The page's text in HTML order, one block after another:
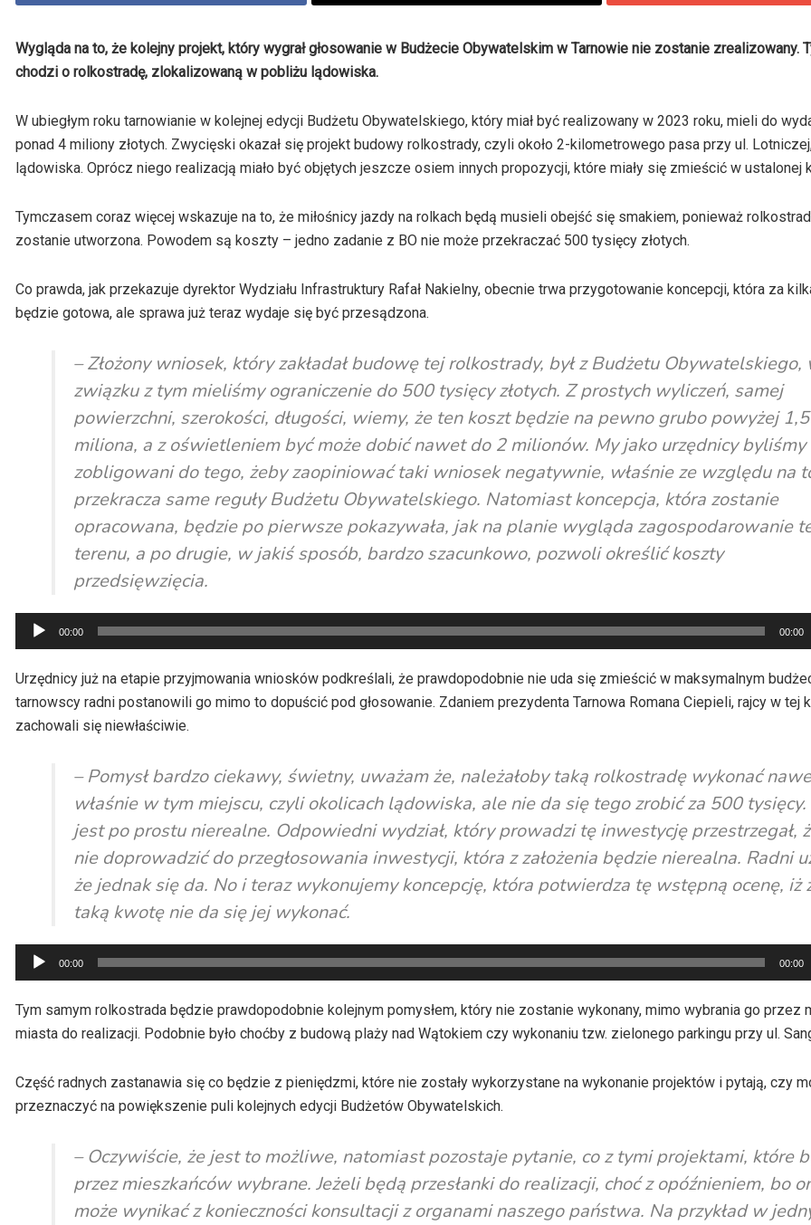
Wygląda na to, że kolejny projekt, który wygrał głosowanie w Budżecie Obywatelskim w Tarnowie nie zostanie zrealizowany.
chodzi o rolkostradę, zlokalizowaną w pobliżu lądowiska.
W ubiegłym roku tarnowianie w kolejnej edycji Budżetu Obywatelskiego, który miał być realizowany w 2023 roku, mieli do
ponad 4 miliony złotych. Zwycięski okazał się projekt budowy rolkostrady, czyli około 2-kilometrowego pasa przy ul.
lądowiska. Oprócz niego realizacją miało być objętych jeszcze osiem innych propozycji, które miały się zmieścić w ustalonej
Tymczasem coraz więcej wskazuje na to, że miłośnicy jazdy na rolkach będą musieli obejść się smakiem, ponieważ
zostanie utworzona. Powodem są koszty – jedno zadanie z BO nie może przekraczać 500 tysięcy złotych.
Co prawda, jak przekazuje dyrektor Wydziału Infrastruktury Rafał Nakielny, obecnie trwa przygotowanie koncepcji, która za
będzie gotowa, ale sprawa już teraz wydaje się być przesądzona.
– Złożony wniosek, który zakładał budowę tej rolkostrady, był z Budżetu Obywatelskiego,
związku z tym mieliśmy ograniczenie do 500 tysięcy złotych. Z prostych wyliczeń, samej
powierzchni, szerokości, długości, wiemy, że ten koszt będzie na pewno grubo powyżej 1,5
miliona, a z oświetleniem być może dobić nawet do 2 milionów. My jako urzędnicy byliśmy
zobligowani do tego, żeby zaopiniować taki wniosek negatywnie, właśnie ze względu na
przekracza same reguły Budżetu Obywatelskiego. Natomiast koncepcja, która zostanie
opracowana, będzie po pierwsze pokazywała, jak na planie wygląda zagospodarowanie
terenu, a po drugie, w jakiś sposób, bardzo szacunkowo, pozwoli określić koszty
przedsięwzięcia.
Odtwarzacz
plików
dźwiękowych
00:00 00:00
Urzędnicy już na etapie przyjmowania wniosków podkreślali, że prawdopodobnie nie uda się zmieścić w maksymalnym
tarnowscy radni postanowili go mimo to dopuścić pod głosowanie. Zdaniem prezydenta Tarnowa Romana Ciepieli, rajcy w tej
zachowali się niewłaściwie.
– Pomysł bardzo ciekawy, świetny, uważam że, należałoby taką rolkostradę wykonać
właśnie w tym miejscu, czyli okolicach lądowiska, ale nie da się tego zrobić za 500 tysięcy.
jest po prostu nierealne. Odpowiedni wydział, który prowadzi tę inwestycję przestrzegał,
nie doprowadzić do przegłosowania inwestycji, która z założenia będzie nierealna. Radni
że jednak się da. No i teraz wykonujemy koncepcję, która potwierdza tę wstępną ocenę, iż
taką kwotę nie da się jej wykonać.
Odtwarzacz
plików
dźwiękowych
00:00 00:00
Tym samym rolkostrada będzie prawdopodobnie kolejnym pomysłem, który nie zostanie wykonany, mimo wybrania go przez
miasta do realizacji. Podobnie było choćby z budową plaży nad Wątokiem czy wykonaniu tzw. zielonego parkingu przy ul.
Część radnych zastanawia się co będzie z pieniędzmi, które nie zostały wykorzystane na wykonanie projektów i pytają, czy
przeznaczyć na powiększenie puli kolejnych edycji Budżetów Obywatelskich.
– Oczywiście, że jest to możliwe, natomiast pozostaje pytanie, co z tymi projektami, które
przez mieszkańców wybrane. Jeżeli będą przesłanki do realizacji, choć z opóźnieniem, bo
może wynikać z konieczności konsultacji z organami naszego państwa. Na przykład w